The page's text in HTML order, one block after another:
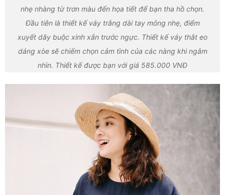
nhẹ nhàng từ trơn màu đến họa tiết để bạn tha hồ chọn.
Đầu tiên là thiết kế váy trắng dài tay mỏng nhẹ, điểm
xuyết dây buộc xinh xắn trước ngực. Thiết kế váy thắt eo
dáng xòe sẽ chiếm chọn cảm tình của các nàng khi ngắm
nhìn. Thiết kế được bạn với giá 585.000 VNĐ